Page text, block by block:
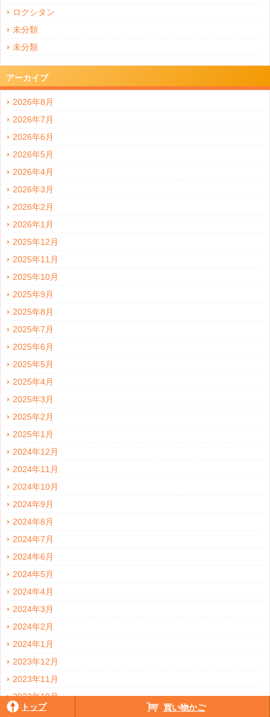
ロクシタン
未分類
未分類
アーカイブ
2026年8月
2026年7月
2026年6月
2026年5月
2026年4月
2026年3月
2026年2月
2026年1月
2025年12月
2025年11月
2025年10月
2025年9月
2025年8月
2025年7月
2025年6月
2025年5月
2025年4月
2025年3月
2025年2月
2025年1月
2024年12月
2024年11月
2024年10月
2024年9月
2024年8月
2024年7月
2024年6月
2024年5月
2024年4月
2024年3月
2024年2月
2024年1月
2023年12月
2023年11月
2023年10月
2023年9月
トップ 買い物かご